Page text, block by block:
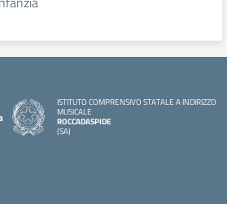
ISTITUTO COMPRENSIVO STATALE A INDIRIZZO
MUSICALE
ROCCADASPIDE
(SA)